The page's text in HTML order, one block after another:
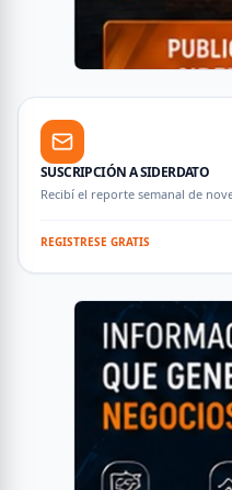
SUSCRIPCIÓN A SIDERDATO
Recibí el reporte semanal de
REGISTRESE GRATIS